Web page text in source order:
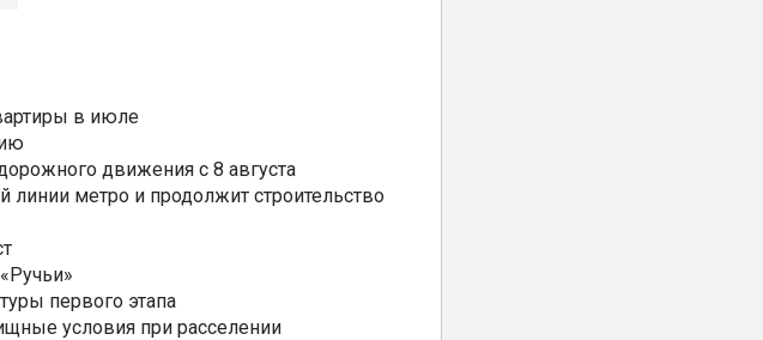
в июле
движения с 8 августа
метро и продолжит строительство
первого этапа
условия при расселении